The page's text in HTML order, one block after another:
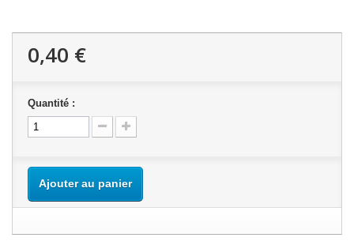
0,40 €
Quantité :
Ajouter au panier